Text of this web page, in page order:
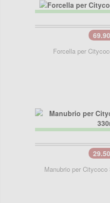
69.90
Forcella per
29.50
Manubrio per